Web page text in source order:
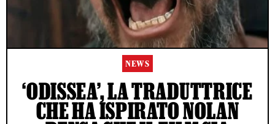
NEWS
‘ODISSEA’, LA TRADUTTRICE
CHE HA ISPIRATO NOLAN